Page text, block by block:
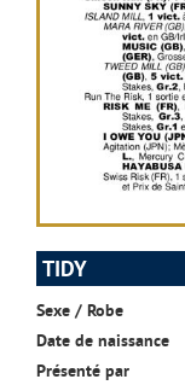
TIDY
Sexe / Robe
Date de naissance
Présenté par